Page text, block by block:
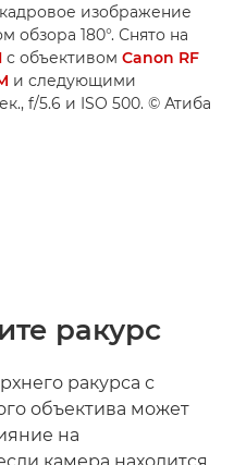
изображение
обзора 180°. Снято на
с объективом Canon RF
и следующими
f/5.6 и ISO 500. © Атиба
ракурс
ракурса с
объектива может
на
камера находится